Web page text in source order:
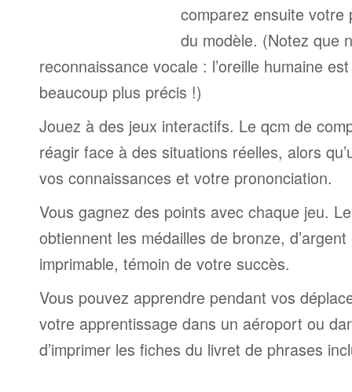
comparez ensuite votre
du modèle. (Notez que
reconnaissance vocale : l’oreille humaine
beaucoup plus précis !)
Jouez à des jeux interactifs. Le qcm de
réagir face à des situations réelles, alors
vos connaissances et votre prononciation.
Vous gagnez des points avec chaque jeu.
obtiennent les médailles de bronze,
imprimable, témoin de votre succès.
Vous pouvez apprendre pendant vos
votre apprentissage dans un aéroport ou
d’imprimer les fiches du livret de phrases